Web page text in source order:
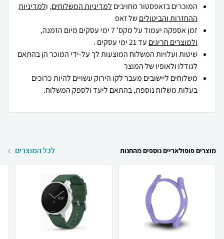
המוכרים בזאפסטור מחויבים למדיניות המשלוחים, ולמדיניות
ההחזרות והביטוליםשל זאפ
זמן אספקה יעמוד על מקס' 7 ימי עסקים מיום הזמנה,
ולמוצרים חריגים עד 21 ימי עסקים .
שיטות ועלויות המשלוח המוצעות לך על-ידי המוכר הן בהתאם
לגודלו ולאופיו של המוצר
משלוחים ליישובים מעבר לקו הירוק עשויים להיות כרוכים
בעלות משלוח נוספת, בהתאם ליעד ולספק המשלוח.
מוצרים פופולאריים נוספים מהחנות לכל המוצרים